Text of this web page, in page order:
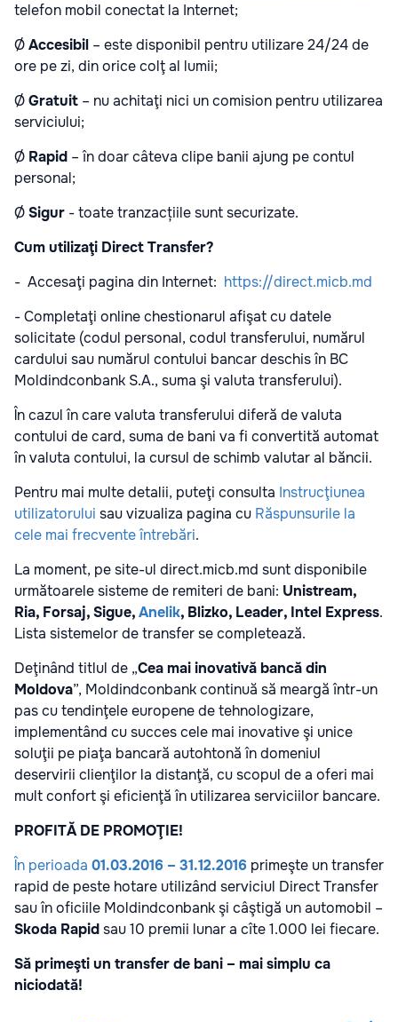
telefon mobil conectat la Internet;
ØAccesibil – este disponibil pentru utilizare 24/24 de
ore pe zi, din orice colţ al lumii;
ØGratuit – nu achitaţi nici un comision pentru utilizarea
serviciului;
Ø Rapid – în doar câteva clipe banii ajung pe contul
personal;
ØSigur - toate tranzacțiile sunt securizate.
Cum utilizaţi Direct Transfer?
- Accesaţi pagina din Internet: https://direct.micb.md
- Completaţi online chestionarul afişat cu datele
solicitate (codul personal, codul transferului, numărul
cardului sau numărul contului bancar deschis în BC
Moldindconbank S.A., suma şi valuta transferului).
În cazul în care valuta transferului diferă de valuta
contului de card, suma de bani va fi convertită automat
în valuta contului, la cursul de schimb valutar al băncii.
Pentru mai multe detalii, puteţi consulta Instrucţiunea
utilizatorului sau vizualiza pagina cu Răspunsurile la
cele mai frecvente întrebări.
La moment, pe site-ul direct.micb.md sunt disponibile
următoarele sisteme de remiteri de bani: Unistream,
Ria, Forsaj, Sigue,Anelik, Blizko, Leader, Intel Express.
Lista sistemelor de transfer se completează.
Deţinând titlul de „Cea mai inovativă bancă din
Moldova”, Moldindconbank continuă să meargă într-un
pas cu tendinţele europene de tehnologizare,
implementând cu succes cele mai inovative şi unice
soluţii pe piaţa bancară autohtonă în domeniul
deservirii clienţilor la distanţă, cu scopul de a oferi mai
mult confort şi eficienţă în utilizarea serviciilor bancare.
PROFITĂ DE PROMOŢIE!
În perioada 01.03.2016 – 31.12.2016 primeşte un transfer
rapid de peste hotare utilizând serviciul Direct Transfer
sau în oficiile Moldindconbank şi câştigă un automobil –
Skoda Rapidsau 10 premii lunar a cîte 1.000 lei fiecare.
Să primeşti un transfer de bani – mai simplu ca
niciodată!